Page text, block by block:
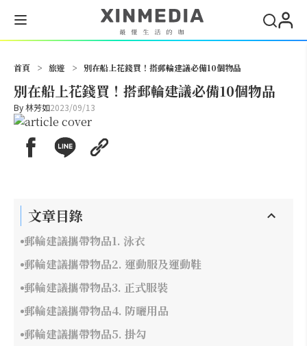
首頁 > 旅遊 > 別在船上花錢買！搭郵輪建議必備10個物品
別在船上花錢買！搭郵輪建議必備10個物品
By林芳如2023/09/13
文章目錄
郵輪建議攜帶物品1. 泳衣
郵輪建議攜帶物品2. 運動服及運動鞋
郵輪建議攜帶物品3. 正式服裝
郵輪建議攜帶物品4. 防曬用品
郵輪建議攜帶物品5. 掛勾